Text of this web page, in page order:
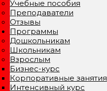
Учебные пособия
Преподаватели
Отзывы
Программы
Дошкольникам
Школьникам
Взрослым
Бизнес-курс
Корпоративные занятия
Интенсивный курс